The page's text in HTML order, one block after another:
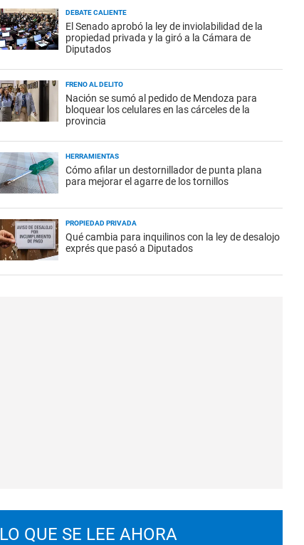
DEBATE CALIENTE
El Senado aprobó la ley de inviolabilidad de la
propiedad privada y la giró a la Cámara de
Diputados
FRENO AL DELITO
Nación se sumó al pedido de Mendoza para
bloquear los celulares en las cárceles de la
provincia
HERRAMIENTAS
Cómo afilar un destornillador de punta plana
para mejorar el agarre de los tornillos
PROPIEDAD PRIVADA
Qué cambia para inquilinos con la ley de desalojo
exprés que pasó a Diputados
LO QUE SE LEE AHORA